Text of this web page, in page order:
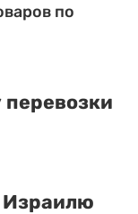
по
перевозки
Израилю